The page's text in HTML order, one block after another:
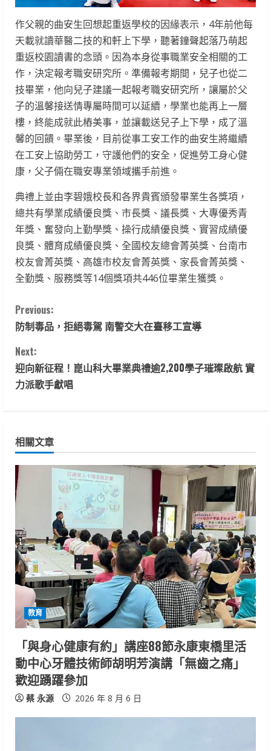
作父親的曲安生回想起重返學校的因緣表示，4年前他每
天載就讀華醫二技的和軒上下學，聽著鐘聲起落乃萌起
重返校園讀書的念頭。因為本身從事職業安全相關的工
作，決定報考職安研究所。準備報考期間，兒子也從二
技畢業，他向兒子建議一起報考職安研究所，讓屬於父
子的溫馨接送情專屬時間可以延續，學業也能再上一層
樓，終能成就此樁美事，並讓載送兒子上下學，成了溫
馨的回饋。畢業後，目前從事工安工作的曲安生將繼續
在工安上協助勞工，守護他們的安全，促進勞工身心健
康，父子倆在職安專業領域攜手前進。
典禮上並由李碧娥校長和各界貴賓頒發畢業生各獎項，
總共有學業成績優良獎、市長獎、議長獎、大專優秀青
年獎、奮發向上勤學獎、操行成績優良獎、實習成績優
良獎、體育成績優良獎、全國校友總會菁英獎、台南市
校友會菁英獎、高雄市校友會菁英獎、家長會菁英獎、
全勤獎、服務獎等14個獎項共446位畢業生獲獎。
C
o
n
t
n
u
e
e
a
d
i
n
g
Previous:
防制毒品，拒絕毒駕 南警交大在臺移工宣導
Next:
迎向新征程！崑山科大畢業典禮逾2,200學子璀璨啟航 實
力派歌手獻唱
相關文章
教育
「與身心健康有約」講座88節永康東橋里活
動中心牙體技術師胡明芳演講「無齒之痛」
歡迎踴躍參加
蔡 永源 2026 年 8 月 6 日